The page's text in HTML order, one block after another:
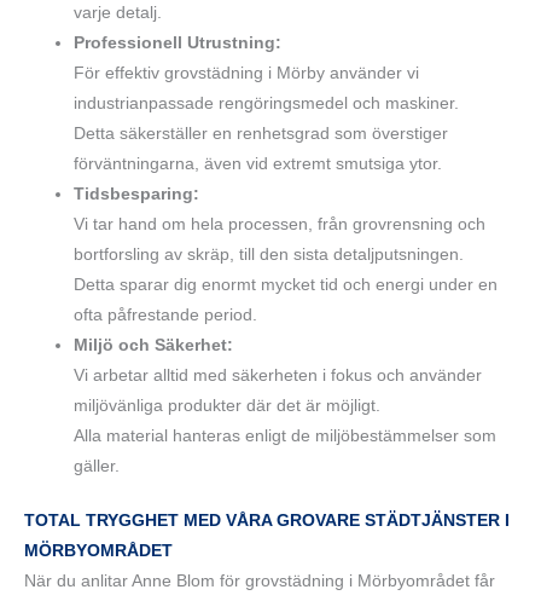
varje detalj.
Professionell Utrustning:
För effektiv grovstädning i Mörby använder vi
industrianpassade rengöringsmedel och maskiner.
Detta säkerställer en renhetsgrad som överstiger
förväntningarna, även vid extremt smutsiga ytor.
Tidsbesparing:
Vi tar hand om hela processen, från grovrensning och
bortforsling av skräp, till den sista detaljputsningen.
Detta sparar dig enormt mycket tid och energi under en
ofta påfrestande period.
Miljö och Säkerhet:
Vi arbetar alltid med säkerheten i fokus och använder
miljövänliga produkter där det är möjligt.
Alla material hanteras enligt de miljöbestämmelser som
gäller.
TOTAL TRYGGHET MED VÅRA GROVARE STÄDTJÄNSTER I
MÖRBYOMRÅDET
När du anlitar Anne Blom för grovstädning i Mörbyområdet får